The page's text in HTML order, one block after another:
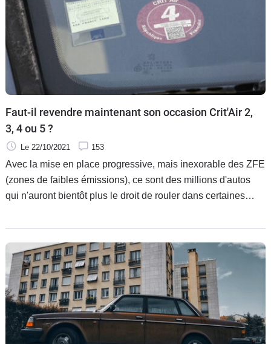
Faut-il revendre maintenant son occasion Crit'Air 2,
3, 4 ou 5 ?
Le 22/10/2021 153
Avec la mise en place progressive, mais inexorable des ZFE
(zones de faibles émissions), ce sont des millions d'autos
qui n'auront bientôt plus le droit de rouler dans certaines
perdront de la valeur. Faut-il donc les revendre dès à présent
? Pour éviter la Bérézina ? Caradisiac fait le point.